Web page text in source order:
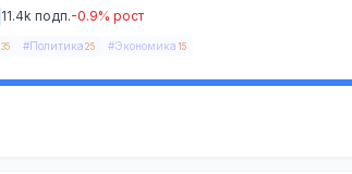
11.4k подп.-0.9% рост
35 #Политика 25 #Экономика 15